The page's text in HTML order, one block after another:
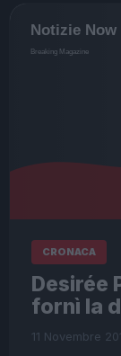
CRONACA
Desirée
fornì la
11 Novembre